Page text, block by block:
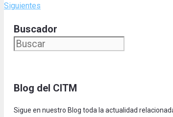
Siguientes
Buscador
Blog del CITM
Sigue en nuestro Blog toda la actualidad